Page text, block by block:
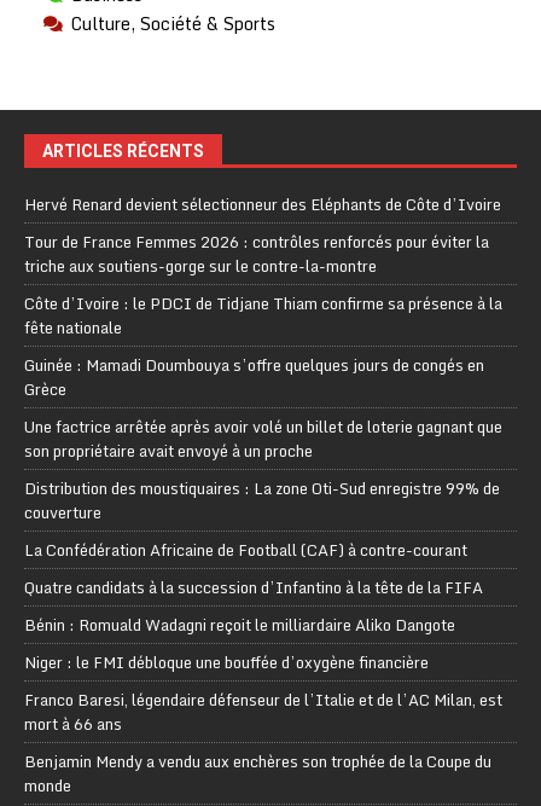
Culture, Société & Sports
ARTICLES RÉCENTS
Hervé Renard devient sélectionneur des Eléphants de Côte d’Ivoire
Tour de France Femmes 2026 : contrôles renforcés pour éviter la
triche aux soutiens-gorge sur le contre-la-montre
Côte d’Ivoire : le PDCI de Tidjane Thiam confirme sa présence à la
fête nationale
Guinée : Mamadi Doumbouya s’offre quelques jours de congés en
Grèce
Une factrice arrêtée après avoir volé un billet de loterie gagnant que
son propriétaire avait envoyé à un proche
Distribution des moustiquaires : La zone Oti-Sud enregistre 99% de
couverture
La Confédération Africaine de Football (CAF) à contre-courant
Quatre candidats à la succession d’Infantino à la tête de la FIFA
Bénin : Romuald Wadagni reçoit le milliardaire Aliko Dangote
Niger : le FMI débloque une bouffée d’oxygène financière
Franco Baresi, légendaire défenseur de l’Italie et de l’AC Milan, est
mort à 66 ans
Benjamin Mendy a vendu aux enchères son trophée de la Coupe du
monde